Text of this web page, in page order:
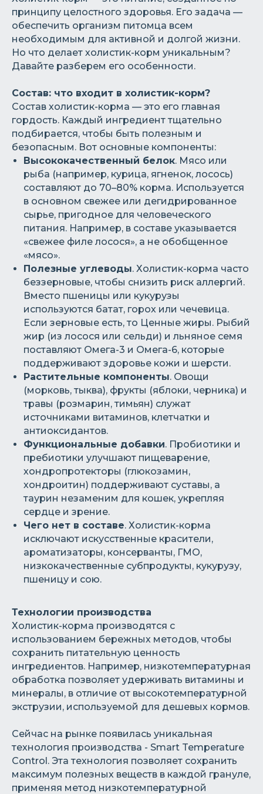
принципу целостного здоровья. Его задача —
обеспечить организм питомца всем
необходимым для активной и долгой жизни.
Но что делает холистик-корм уникальным?
Давайте разберем его особенности.
Состав: что входит в холистик-корм?
Состав холистик-корма — это его главная
гордость. Каждый ингредиент тщательно
подбирается, чтобы быть полезным и
безопасным. Вот основные компоненты:
Высококачественный белок. Мясо или
рыба (например, курица, ягненок, лосось)
составляют до 70–80% корма. Используется
в основном свежее или дегидрированное
сырье, пригодное для человеческого
питания. Например, в составе указывается
«свежее филе лосося», а не обобщенное
«мясо».
Полезные углеводы. Холистик-корма часто
беззерновые, чтобы снизить риск аллергий.
Вместо пшеницы или кукурузы
используются батат, горох или чечевица.
Если зерновые есть, то Ценные жиры. Рыбий
жир (из лосося или сельди) и льняное семя
поставляют Омега-3 и Омега-6, которые
поддерживают здоровье кожи и шерсти.
Растительные компоненты. Овощи
(морковь, тыква), фрукты (яблоки, черника) и
травы (розмарин, тимьян) служат
источниками витаминов, клетчатки и
антиоксидантов.
Функциональные добавки. Пробиотики и
пребиотики улучшают пищеварение,
хондропротекторы (глюкозамин,
хондроитин) поддерживают суставы, а
таурин незаменим для кошек, укрепляя
сердце и зрение.
Чего нет в составе. Холистик-корма
исключают искусственные красители,
ароматизаторы, консерванты, ГМО,
низкокачественные субпродукты, кукурузу,
пшеницу и сою.
Технологии производства
Холистик-корма производятся с
использованием бережных методов, чтобы
сохранить питательную ценность
ингредиентов. Например, низкотемпературная
обработка позволяет удерживать витамины и
минералы, в отличие от высокотемпературной
экструзии, используемой для дешевых кормов.
Сейчас на рынке появилась уникальная
технология производства - Smart Temperature
Control. Эта технология позволяет сохранить
максимум полезных веществ в каждой грануле,
применяя метод низкотемпературной